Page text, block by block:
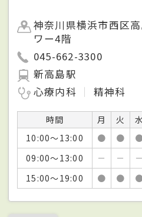
神奈川県横浜市西区
ワー4階
045-662-3300
新高島駅
心療内科
精神科
時間 月 火 水
10:00～13:00
● ●
09:00～13:00
－ － －
15:00～19:00
● ●